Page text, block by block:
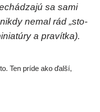
sa sami
nemal rád „sto­
a pravítka).
Ten prí­de ako ďal­ší,